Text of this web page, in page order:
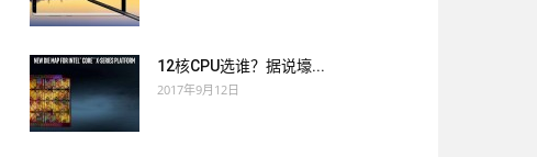
12核CPU选谁？据说壕...
2017年9月12日